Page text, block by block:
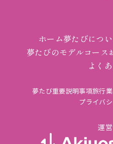
ホーム夢たびにつ
夢たびのモデルコース
よく
夢たび重要説明事項旅行
プライバ
運